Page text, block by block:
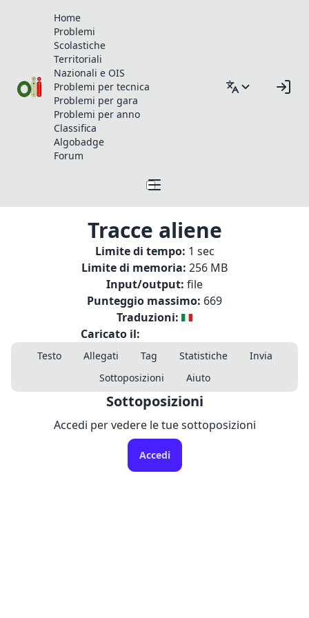
Home
Problemi
Scolastiche
Territoriali
Nazionali e OIS
Problemi per tecnica
Problemi per gara
Problemi per anno
Classifica
Algobadge
Forum
Tracce aliene
Limite di tempo: 1 sec
Limite di memoria: 256 MB
Input/output: file
Punteggio massimo: 669
Traduzioni:
Caricato il:
Testo Allegati Tag Statistiche
Invia
Sottoposizioni
Aiuto
Sottoposizioni
Accedi per vedere le tue sottoposizioni
Accedi